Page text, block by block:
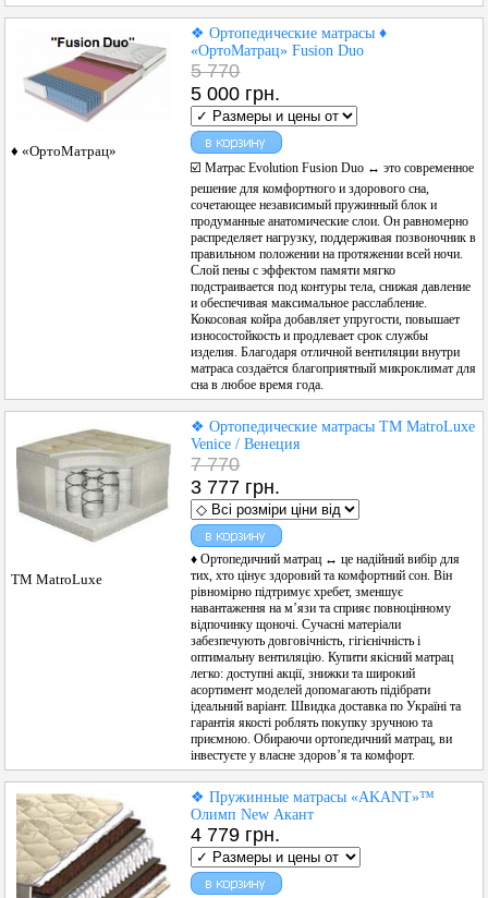
♦ «ОртоМатрац»
❖ Ортопедические матрасы ♦
«ОртоМатрац» Fusion Duo
5 770
5 000 грн.
☑️ Матрас Evolution Fusion Duo ↔ это современное
решение для комфортного и здорового сна,
сочетающее независимый пружинный блок и
продуманные анатомические слои. Он равномерно
распределяет нагрузку, поддерживая позвоночник в
правильном положении на протяжении всей ночи.
Слой пены с эффектом памяти мягко
подстраивается под контуры тела, снижая давление
и обеспечивая максимальное расслабление.
Кокосовая койра добавляет упругости, повышает
износостойкость и продлевает срок службы
изделия. Благодаря отличной вентиляции внутри
матраса создаётся благоприятный микроклимат для
сна в любое время года.
ТМ MatroLuxe
❖ Ортопедические матрасы ТМ MatroLuxe
Venice / Венеция
7 770
3 777 грн.
♦ Ортопедичний матрац ↔ це надійний вибір для
тих, хто цінує здоровий та комфортний сон. Він
рівномірно підтримує хребет, зменшує
навантаження на м’язи та сприяє повноцінному
відпочинку щоночі. Сучасні матеріали
забезпечують довговічність, гігієнічність і
оптимальну вентиляцію. Купити якісний матрац
легко: доступні акції, знижки та широкий
асортимент моделей допомагають підібрати
ідеальний варіант. Швидка доставка по Україні та
гарантія якості роблять покупку зручною та
приємною. Обираючи ортопедичний матрац, ви
інвестуєте у власне здоров’я та комфорт.
❖ Пружинные матрасы «AKANT»™
Олимп New Акант
4 779 грн.